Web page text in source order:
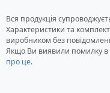
Вся продукція
Характеристики та
виробником без
Якщо Ви виявили помилку в
про це.